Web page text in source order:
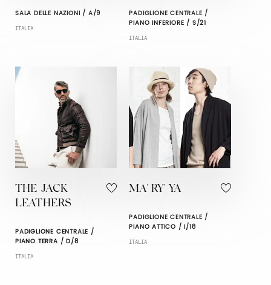
SALA DELLE NAZIONI / A/9
ITALIA
PADIGLIONE CENTRALE /
PIANO INFERIORE / S/21
ITALIA
THE JACK
LEATHERS
PADIGLIONE CENTRALE /
PIANO TERRA / D/8
ITALIA
MA' RY' YA
PADIGLIONE CENTRALE /
PIANO ATTICO / I/18
ITALIA